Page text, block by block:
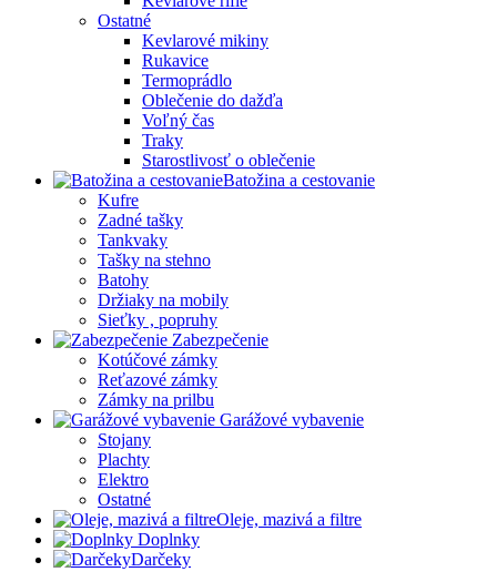
Ostatné
Kevlarové mikiny
Rukavice
Termoprádlo
Oblečenie do dažďa
Voľný čas
Traky
Starostlivosť o oblečenie
Batožina a cestovanie
Kufre
Zadné tašky
Tankvaky
Tašky na stehno
Batohy
Držiaky na mobily
Sieťky , popruhy
Zabezpečenie
Kotúčové zámky
Reťazové zámky
Zámky na prilbu
Garážové vybavenie
Stojany
Plachty
Elektro
Ostatné
Oleje, mazivá a filtre
Doplnky
Darčeky